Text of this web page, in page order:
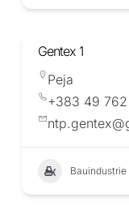
Gentex 1
Peja
+383 49
Bauindustrie